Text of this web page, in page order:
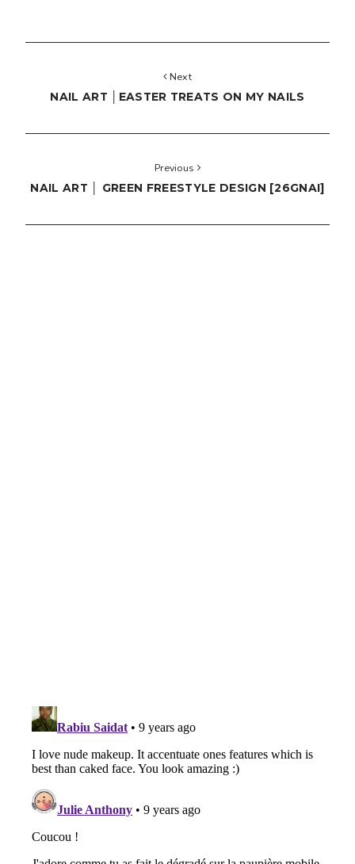
Next
NAIL ART │EASTER TREATS ON MY NAILS
Previous
NAIL ART │ GREEN FREESTYLE DESIGN [26GNAI]